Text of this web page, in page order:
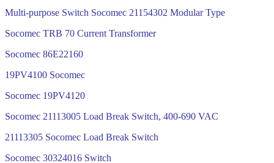
Multi-purpose Switch Socomec 21154302 Modular Type
Socomec TRB 70 Current Transformer
Socomec 86E22160
19PV4100 Socomec
Socomec 19PV4120
Socomec 21113005 Load Break Switch, 400-690 VAC
21113305 Socomec Load Break Switch
Socomec 30324016 Switch